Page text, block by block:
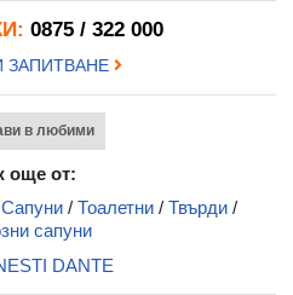
0875 / 322 000
ЗАПИТВАНЕ
в любими
още от:
Сапуни/ Тоалетни/ Твърди/
сапуни
DANTE